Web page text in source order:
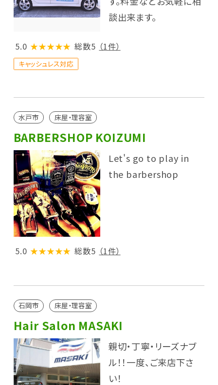
談出来ます。
5.0 ★★★★★ 総数5 （1件）
キャッシュレス対応
水戸市 床屋・理容室
BARBERSHOP KOIZUMI
Let's go to play in
the barbershop
5.0 ★★★★★ 総数5 （1件）
石岡市 床屋・理容室
Hair Salon MASAKI
親切・丁寧・リーズナブ
ル！！一度、ご来店下さ
い！